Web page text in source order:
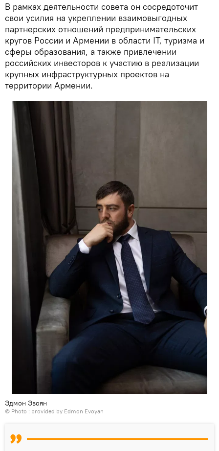
В рамках деятельности совета он сосредоточит
свои усилия на укреплении взаимовыгодных
партнерских отношений предпринимательских
кругов России и Армении в области IT, туризма и
сферы образования, а также привлечении
российских инвесторов к участию в реализации
крупных инфраструктурных проектов на
территории Армении.
Эдмон Эвоян
© Photo : provided by Edmon Evoyan